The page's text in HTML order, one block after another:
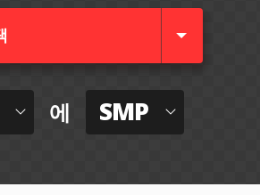
에 SMP